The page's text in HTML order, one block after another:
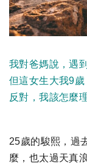
我對爸媽說，遇
但這女生大我9
反對，我該怎麼
25歲的駿熙，過
麼，也太過天真